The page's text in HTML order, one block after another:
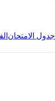
جدول الامتحان